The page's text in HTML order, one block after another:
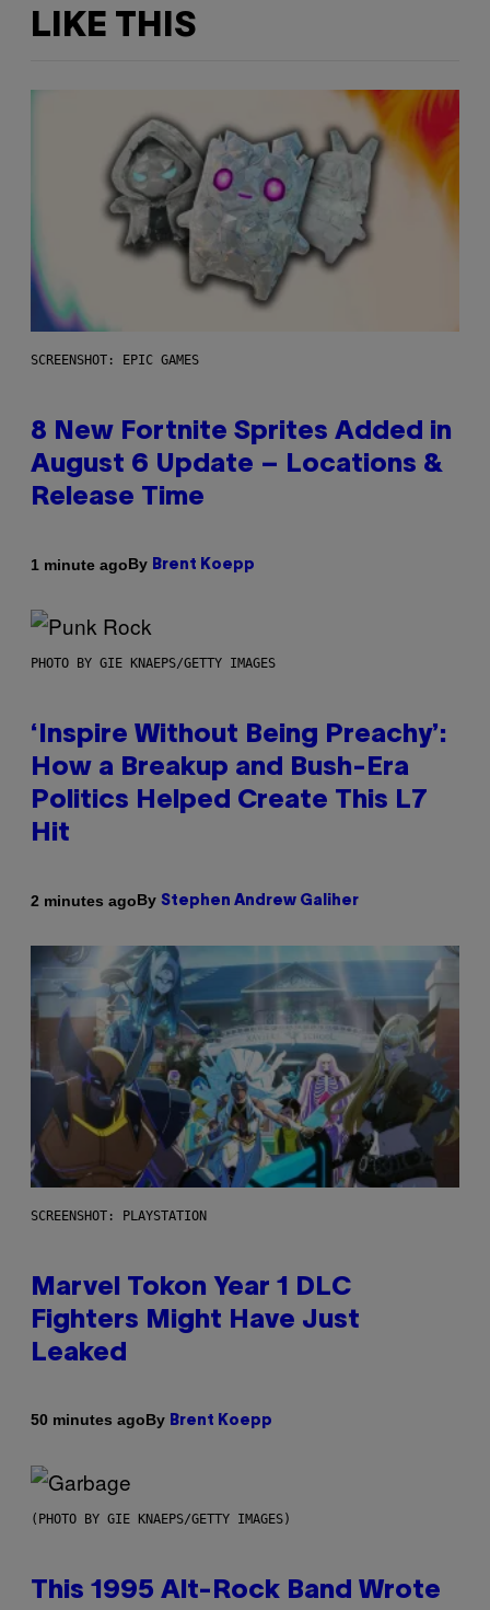
LIKE THIS
SCREENSHOT: EPIC GAMES
8 New Fortnite Sprites Added in
August 6 Update – Locations &
Release Time
1 minute agoBy Brent Koepp
PHOTO BY GIE KNAEPS/GETTY IMAGES
‘Inspire Without Being Preachy’:
How a Breakup and Bush-Era
Politics Helped Create This L7
Hit
2 minutes agoBy Stephen Andrew Galiher
SCREENSHOT: PLAYSTATION
Marvel Tokon Year 1 DLC
Fighters Might Have Just
Leaked
50 minutes agoBy Brent Koepp
(PHOTO BY GIE KNAEPS/GETTY IMAGES)
This 1995 Alt-Rock Band Wrote